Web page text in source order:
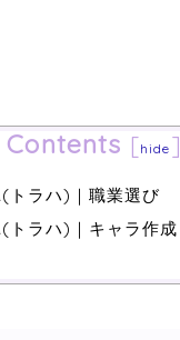
Contents [hide ]
トラハ)｜職業選び
トラハ)｜キャラ作成